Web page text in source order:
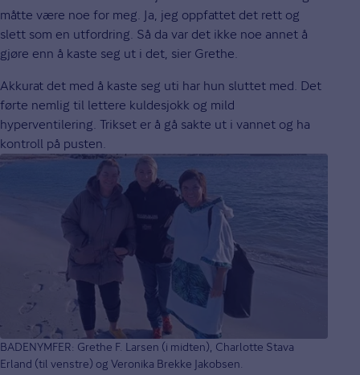
måtte være noe for meg. Ja, jeg oppfattet det rett og
slett som en utfordring. Så da var det ikke noe annet å
gjøre enn å kaste seg ut i det, sier Grethe.
Akkurat det med å kaste seg uti har hun sluttet med. Det
førte nemlig til lettere kuldesjokk og mild
hyperventilering. Trikset er å gå sakte ut i vannet og ha
kontroll på pusten.
BADENYMFER: Grethe F. Larsen (i midten), Charlotte Stava
Erland (til venstre) og Veronika Brekke Jakobsen.